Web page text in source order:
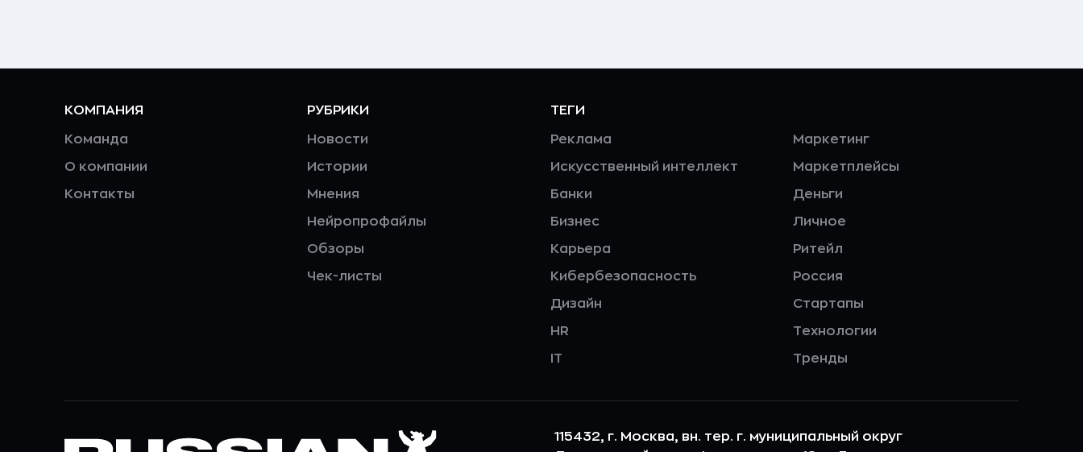
КОМПАНИЯ
Команда
О компании
Контакты
РУБРИКИ
Новости
Истории
Мнения
Нейропрофайлы
Обзоры
Чек-листы
ТЕГИ
Реклама
Искусственный интеллект
Банки
Бизнес
Карьера
Кибербезопасность
Дизайн
HR
IT
Маркетинг
Маркетплейсы
Деньги
Личное
Ритейл
Россия
Стартапы
Технологии
Тренды
115432, г. Москва, вн. тер. г. муниципальный округ